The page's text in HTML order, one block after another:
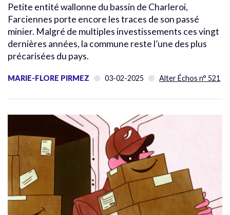
Petite entité wallonne du bassin de Charleroi,
Farciennes porte encore les traces de son passé
minier. Malgré de multiples investissements ces vingt
dernières années, la commune reste l’une des plus
précarisées du pays.
MARIE-FLORE PIRMEZ 03-02-2025 Alter Échos n° 521